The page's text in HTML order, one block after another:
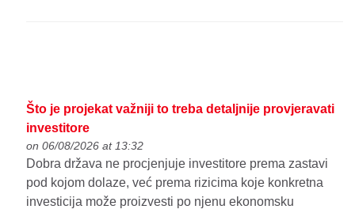
Što je projekat važniji to treba detaljnije provjeravati
investitore
on 06/08/2026 at 13:32
Dobra država ne procjenjuje investitore prema zastavi
pod kojom dolaze, već prema rizicima koje konkretna
investicija može proizvesti po njenu ekonomsku